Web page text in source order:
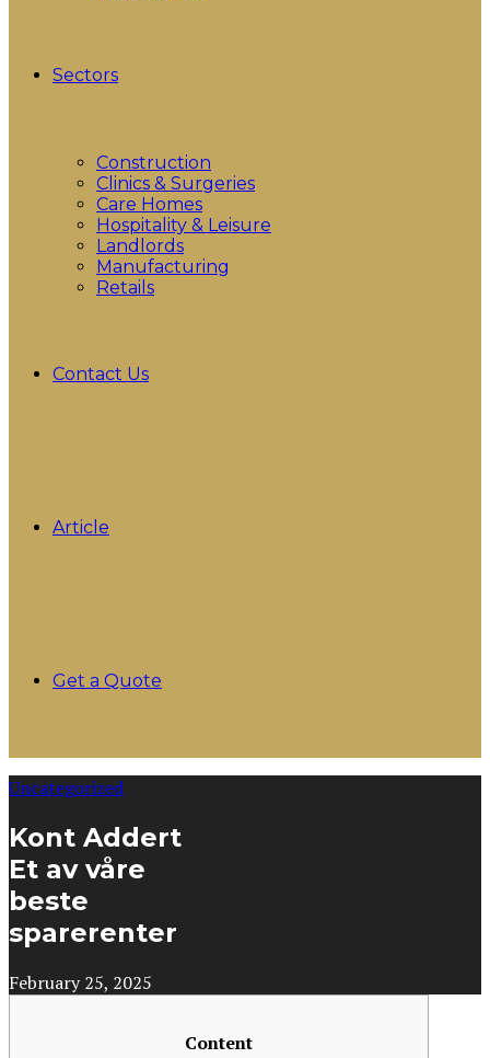
Sectors
Construction
Clinics & Surgeries
Care Homes
Hospitality & Leisure
Landlords
Manufacturing
Retails
Contact Us
Article
Get a Quote
Uncategorized
Kont Addert
Et av våre
beste
sparerenter
February 25, 2025
Content